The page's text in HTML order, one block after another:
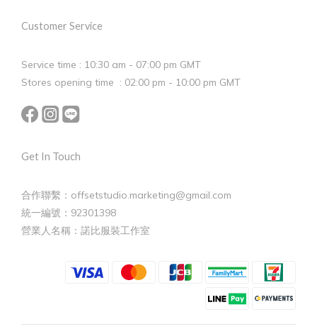
Customer Service
Service time : 10:30 am - 07:00 pm GMT
Stores opening time : 02:00 pm - 10:00 pm GMT
Get In Touch
合作聯繫：offsetstudio.marketing@gmail.com
統一編號：92301398
營業人名稱：諾比服裝工作室